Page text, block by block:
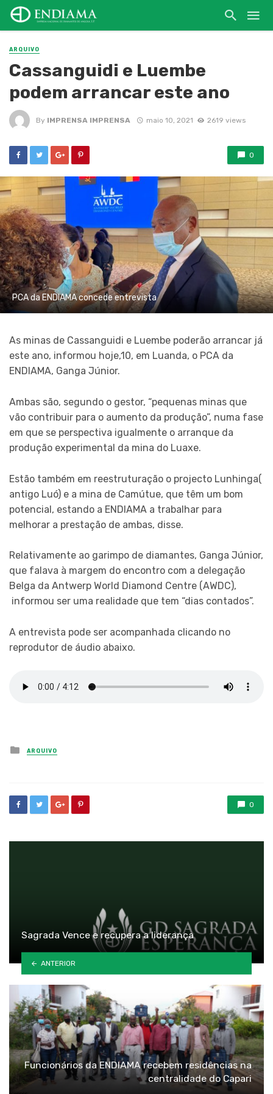
ARQUIVO
Cassanguidi e Luembe
podem arrancar este ano
By IMPRENSA IMPRENSA maio 10, 2021 2619 views
0
PCA da ENDIAMA concede entrevista
As minas de Cassanguidi e Luembe poderão arrancar já
este ano, informou hoje,10, em Luanda, o PCA da
ENDIAMA, Ganga Júnior.
Ambas são, segundo o gestor, “pequenas minas que
vão contribuir para o aumento da produção”, numa fase
em que se perspectiva igualmente o arranque da
produção experimental da mina do Luaxe.
Estão também em reestruturação o projecto Lunhinga(
antigo Luó) e a mina de Camútue, que têm um bom
potencial, estando a ENDIAMA a trabalhar para
melhorar a prestação de ambas, disse.
Relativamente ao garimpo de diamantes, Ganga Júnior,
que falava à margem do encontro com a delegação
Belga da Antwerp World Diamond Centre (AWDC),
informou ser uma realidade que tem “dias contados”.
A entrevista pode ser acompanhada clicando no
reprodutor de áudio abaixo.
Posted
in
ARQUIVO
0
Sagrada Vence e recupera a liderança
ANTERIOR
Funcionários da ENDIAMA recebem residências na
centralidade do Capari